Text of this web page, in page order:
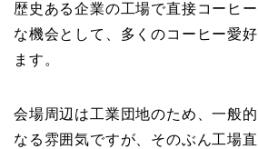
歴史ある企業の工場で直接コーヒ
な機会として、多くのコーヒー愛
ます。
会場周辺は工業団地のため、一般
なる雰囲気ですが、そのぶん工場